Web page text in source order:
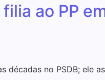
filia ao PP
no PSDB; ele